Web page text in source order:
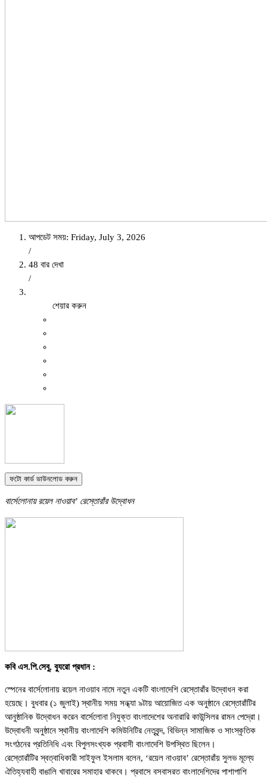
আপডেট সময়: Friday, July 3, 2026
/
48 বার দেখা
/
শেয়ার করুন
ফটো কার্ড ডাউনলোড করুন
বার্সেলোনায় রয়েল নাওয়াব’ রেস্তোরাঁর উদ্বোধন
কবি এস.পি.সেবু, ব্যুরো প্রধান :
স্পেনের বার্সেলোনায় রয়েল নাওয়াব নামে নতুন একটি বাংলাদেশি রেস্তোরাঁর উদ্বোধন করা
হয়েছে। বুধবার (১ জুলাই) স্থানীয় সময় সন্ধ্যা ৯টায় আয়োজিত এক অনুষ্ঠানে রেস্তোরাঁটির
আনুষ্ঠানিক উদ্বোধন করেন বার্সেলোনা নিযুক্ত বাংলাদেশের অনারারি কাউন্সিলর রামন পেদ্রো।
উদ্বোধনী অনুষ্ঠানে স্থানীয় বাংলাদেশি কমিউনিটির নেতৃবৃন্দ, বিভিন্ন সামাজিক ও সাংস্কৃতিক
সংগঠনের প্রতিনিধি এবং বিপুলসংখ্যক প্রবাসী বাংলাদেশি উপস্থিত ছিলেন।
রেস্তোরাঁটির স্বত্বাধিকারী সাইফুল ইসলাম বলেন, ‘রয়েল নাওয়াব’ রেস্তোরাঁয় সুলভ মূল্যে
ঐতিহ্যবাহী বাঙালি খাবারের সমাহার থাকবে। প্রবাসে বসবাসরত বাংলাদেশিদের পাশাপাশি